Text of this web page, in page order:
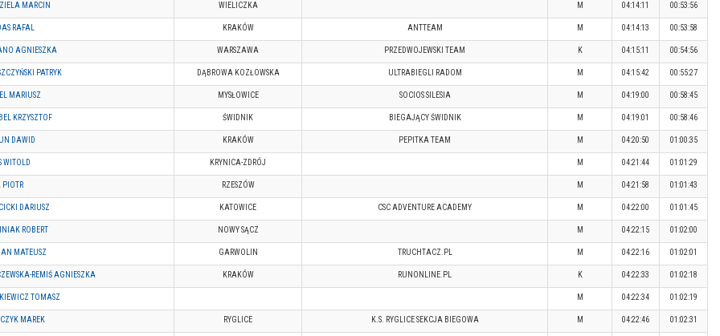
MARCIN WIELICZKA M 04:14:11 00:53:56
RAFAL KRAKÓW ANTTEAM M 04:14:13 00:53:58
AGNIESZKA WARSZAWA PRZEDWOJEWSKI TEAM K 04:15:11 00:54:56
PATRYK DĄBROWA KOZŁOWSKA ULTRABIEGLI RADOM M 04:15:42 00:55:27
MARIUSZ MYSŁOWICE SOCIOS SILESIA M 04:19:00 00:58:45
KRZYSZTOF ŚWIDNIK BIEGAJĄCY ŚWIDNIK M 04:19:01 00:58:46
DAWID KRAKÓW PEPITKA TEAM M 04:20:50 01:00:35
WITOLD KRYNICA-ZDRÓJ M 04:21:44 01:01:29
PIOTR RZESZÓW M 04:21:58 01:01:43
DARIUSZ KATOWICE CSC ADVENTURE ACADEMY M 04:22:00 01:01:45
ROBERT NOWY SĄCZ M 04:22:15 01:02:00
MATEUSZ GARWOLIN TRUCHTACZ.PL M 04:22:16 01:02:01
REMIŚ AGNIESZKA KRAKÓW RUNONLINE.PL K 04:22:33 01:02:18
TOMASZ M 04:22:34 01:02:19
MAREK RYGLICE K.S. RYGLICE SEKCJA BIEGOWA M 04:22:46 01:02:31